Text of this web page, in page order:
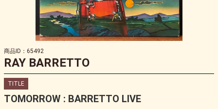
商品ID：65492
RAY BARRETTO
TITLE
TOMORROW : BARRETTO LIVE